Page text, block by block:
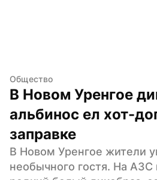
Общество
В Новом Уренгое
альбинос ел хот-
заправке
В Новом Уренгое жители
необычного гостя. На АЗС